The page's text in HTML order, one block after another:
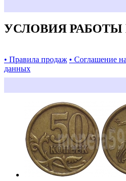
УСЛОВИЯ РАБОТЫ
• Правила продаж • Соглашение
данных